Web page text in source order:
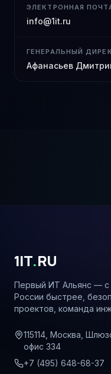
ЭЛЕКТРОННАЯ
info@1it.ru
ГЕНЕРАЛЬНЫЙ
Афанасьев
1IT.RU
Первый ИТ Альянс — с
России быстрее,
проектов, команда
115114, Москва,
офис 334
+7 (495) 648-68-37